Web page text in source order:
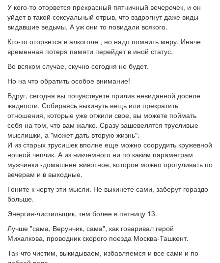
У кого-то оторвется прекрасный пятничный вечерочек, и он
уйдет в такой сексуальный отрыв, что вздрогнут даже виды
видавшие ведьмы. А уж они то повидали всякого.
Кто-то оторвется в алкоголе , но надо помнить меру. Иначе
временная потеря памяти перейдет в иной статус.
Во всяком случае, скучно сегодня не будет.
Но на что обратить особое внимание!
Вдруг, сегодня вы почувствуете прилив невиданной доселе
жадности. Собираясь выкинуть вещь или прекратить
отношения, которые уже отжили свое, вы можете поймать
себя на том, что вам жалко. Сразу зашевелятся трусливые
мыслишки, а "может дать вторую жизнь":
И из старых трусишек вполне еще можно соорудить кружевной
ночной чепчик. А из никчемного ни по каким параметрам
мужчинки -домашнее животное, которое можно прогуливать по
вечерам и в выходные.
Гоните к черту эти мысли. Не выкинете сами, заберут гораздо
больше.
Энергия-чистильщик, тем более в пятницу 13.
Лучше "сама, Верунчик, сама", как говаривал герой
Михалкова, проводник скорого поезда Москва-Ташкент.
Так-что чистим, выкидываем, избавляемся и все сами и по